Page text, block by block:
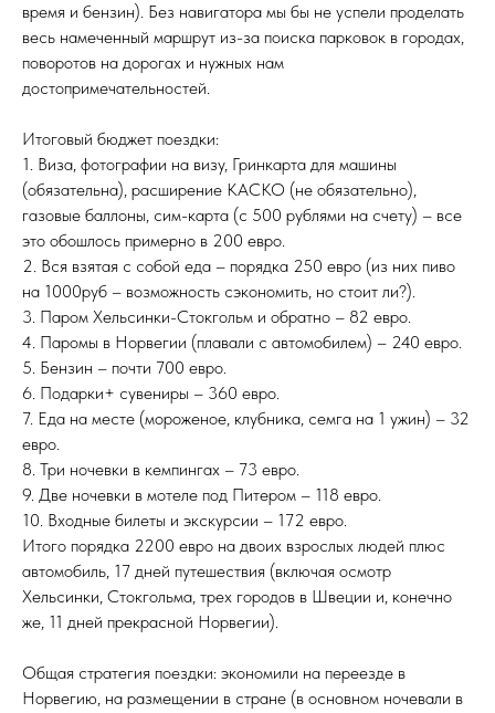
время и бензин). Без навигатора мы бы не успели проделать
весь намеченный маршрут из-за поиска парковок в городах,
поворотов на дорогах и нужных нам
достопримечательностей.
Итоговый бюджет поездки:
1. Виза, фотографии на визу, Гринкарта для машины
(обязательна), расширение КАСКО (не обязательно),
газовые баллоны, сим-карта (с 500 рублями на счету) – все
это обошлось примерно в 200 евро.
2. Вся взятая с собой еда – порядка 250 евро (из них пиво
на 1000руб – возможность сэкономить, но стоит ли?).
3. Паром Хельсинки-Стокгольм и обратно – 82 евро.
4. Паромы в Норвегии (плавали с автомобилем) – 240 евро.
5. Бензин – почти 700 евро.
6. Подарки+ сувениры – 360 евро.
7. Еда на месте (мороженое, клубника, семга на 1 ужин) – 32
евро.
8. Три ночевки в кемпингах – 73 евро.
9. Две ночевки в мотеле под Питером – 118 евро.
10. Входные билеты и экскурсии – 172 евро.
Итого порядка 2200 евро на двоих взрослых людей плюс
автомобиль, 17 дней путешествия (включая осмотр
Хельсинки, Стокгольма, трех городов в Швеции и, конечно
же, 11 дней прекрасной Норвегии).
Общая стратегия поездки: экономили на переезде в
Норвегию, на размещении в стране (в основном ночевали в